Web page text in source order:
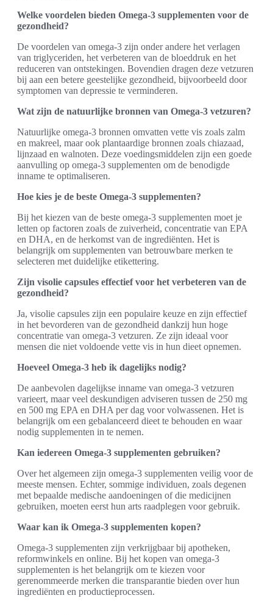
Welke voordelen bieden Omega-3 supplementen voor de
gezondheid?
De voordelen van omega-3 zijn onder andere het verlagen
van triglyceriden, het verbeteren van de bloeddruk en het
reduceren van ontstekingen. Bovendien dragen deze vetzuren
bij aan een betere geestelijke gezondheid, bijvoorbeeld door
symptomen van depressie te verminderen.
Wat zijn de natuurlijke bronnen van Omega-3 vetzuren?
Natuurlijke omega-3 bronnen omvatten vette vis zoals zalm
en makreel, maar ook plantaardige bronnen zoals chiazaad,
lijnzaad en walnoten. Deze voedingsmiddelen zijn een goede
aanvulling op omega-3 supplementen om de benodigde
inname te optimaliseren.
Hoe kies je de beste Omega-3 supplementen?
Bij het kiezen van de beste omega-3 supplementen moet je
letten op factoren zoals de zuiverheid, concentratie van EPA
en DHA, en de herkomst van de ingrediënten. Het is
belangrijk om supplementen van betrouwbare merken te
selecteren met duidelijke etikettering.
Zijn visolie capsules effectief voor het verbeteren van de
gezondheid?
Ja, visolie capsules zijn een populaire keuze en zijn effectief
in het bevorderen van de gezondheid dankzij hun hoge
concentratie van omega-3 vetzuren. Ze zijn ideaal voor
mensen die niet voldoende vette vis in hun dieet opnemen.
Hoeveel Omega-3 heb ik dagelijks nodig?
De aanbevolen dagelijkse inname van omega-3 vetzuren
varieert, maar veel deskundigen adviseren tussen de 250 mg
en 500 mg EPA en DHA per dag voor volwassenen. Het is
belangrijk om een gebalanceerd dieet te behouden en waar
nodig supplementen in te nemen.
Kan iedereen Omega-3 supplementen gebruiken?
Over het algemeen zijn omega-3 supplementen veilig voor de
meeste mensen. Echter, sommige individuen, zoals degenen
met bepaalde medische aandoeningen of die medicijnen
gebruiken, moeten eerst hun arts raadplegen voor gebruik.
Waar kan ik Omega-3 supplementen kopen?
Omega-3 supplementen zijn verkrijgbaar bij apotheken,
reformwinkels en online. Bij het kopen van omega-3
supplementen is het belangrijk om te kiezen voor
gerenommeerde merken die transparantie bieden over hun
ingrediënten en productieprocessen.